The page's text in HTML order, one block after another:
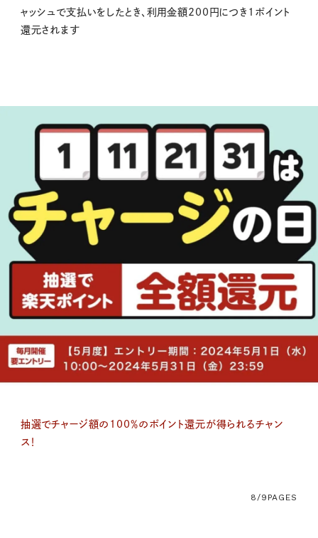
ャッシュで支払いをしたとき、利用金額200 円につき 1 ポイント
還元されます
抽選でチャージ額の100％のポイント還元が得られるチャン
ス！
8/9 PAGES